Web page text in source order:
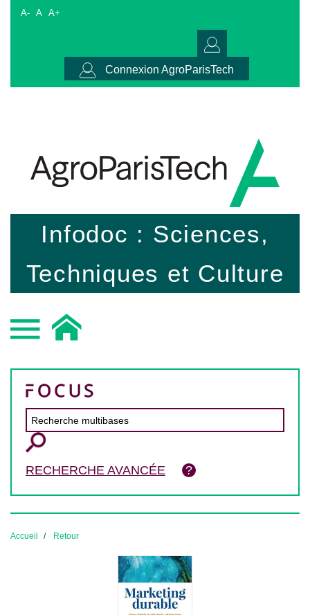
A- A A+
Connexion AgroParisTech
Infodoc : Sciences,
Techniques et Culture
RECHERCHE AVANCÉE
Accueil Retour